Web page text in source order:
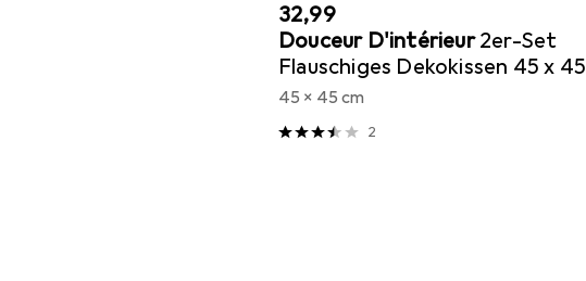
EUR
32,99
Douceur D'intérieur 2er-Set
Flauschiges Dekokissen 45 x 45
cm, grau
45 x 45 cm
2